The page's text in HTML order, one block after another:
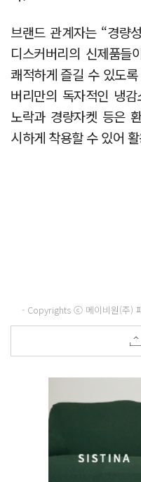
브랜드 관계자는 “경량
디스커버리의 신제품
쾌적하게 즐길 수 있도
버리만의 독자적인 냉
노락과 경량자켓 등은
시하게 착용할 수 있어
- Copyrights ⓒ 메이비원(주)